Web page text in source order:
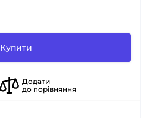
Купити
Додати
до порівняння